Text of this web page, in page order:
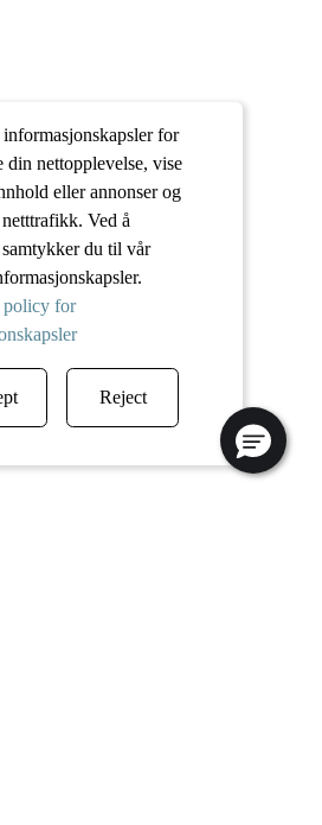
for
din nettopplevelse, vise
eller annonser og
Ved å
samtykker du til vår
policy for
Reject